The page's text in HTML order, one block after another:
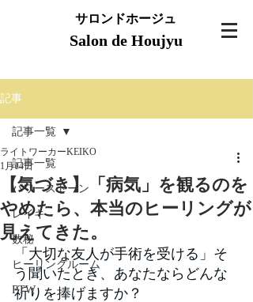
サロンドホージュ
Salon de Houjyu
記事
記事一覧
パワーストーン
レイキ
数秘
ヒーリングルーム
FTW
記事一覧
【気づき】「病気」を観るのを
やめたら、本当のヒーリングが
見えてきた。
ライトワーカーKEIKO
1月14日
「大切な友人が手術を受ける」そ
う聞いたとき、あなたならどんな
祈りを捧げますか？